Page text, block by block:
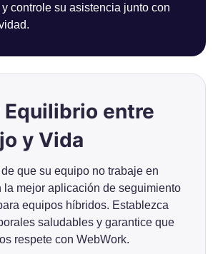
controle su asistencia junto con
Equilibrio entre
y Vida
que su equipo no trabaje en
la mejor aplicación de seguimiento
equipos híbridos. Establezca
saludables y garantice que
respete con WebWork.